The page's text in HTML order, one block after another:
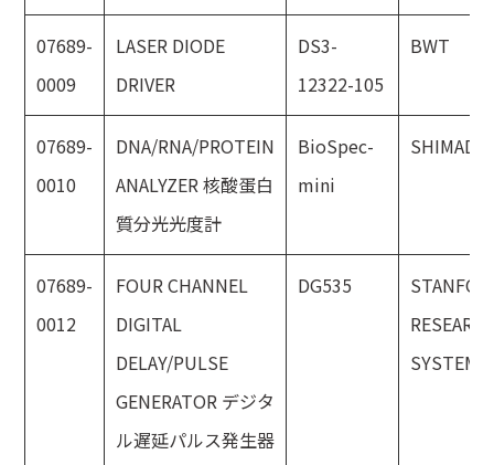
07689-
0009
LASER DIODE
DRIVER
DS3-
12322-105
BWT
07689-
0010
DNA/RNA/PROTEIN
ANALYZER 核酸蛋白
質分光光度計
BioSpec-
mini
07689-
0012
FOUR CHANNEL
DIGITAL
DELAY/PULSE
GENERATOR デジタ
ル遅延パルス発生器
DG535
SYSTEMS